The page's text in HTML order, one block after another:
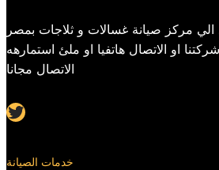
مركز صيانة غسالات و ثلاجات بمصر
او الاتصال هاتفيا او ملئ استمارهه
الاتصال مجانا
Twitter
خدمات الصيانة